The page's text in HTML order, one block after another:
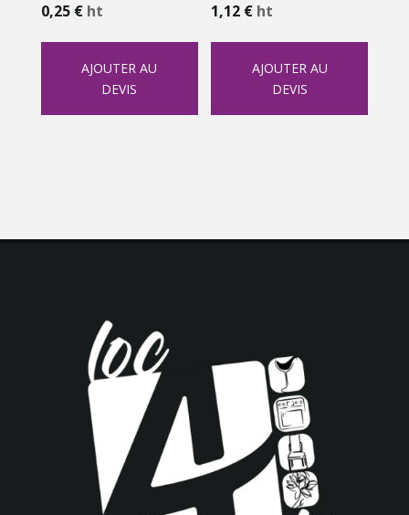
0,25 € ht
AJOUTER AU
DEVIS
1,12 € ht
AJOUTER AU
DEVIS